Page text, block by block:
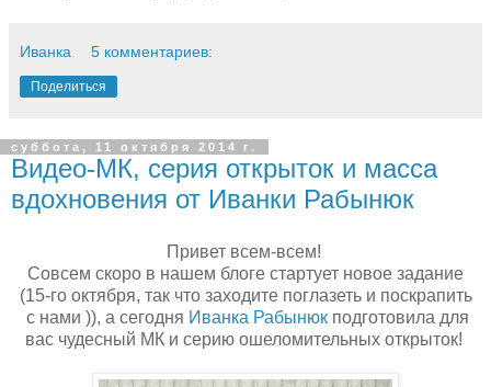
Иванка 5 комментариев:
Поделиться
суббота, 11 октября 2014 г.
Видео-МК, серия открыток и масса
вдохновения от Иванки Рабынюк
Привет всем-всем!
Совсем скоро в нашем блоге стартует новое задание
(15-го октября, так что заходите поглазеть и поскрапить
с нами )), а сегодня Иванка Рабынюк подготовила для
вас чудесный МК и серию ошеломительных открыток!